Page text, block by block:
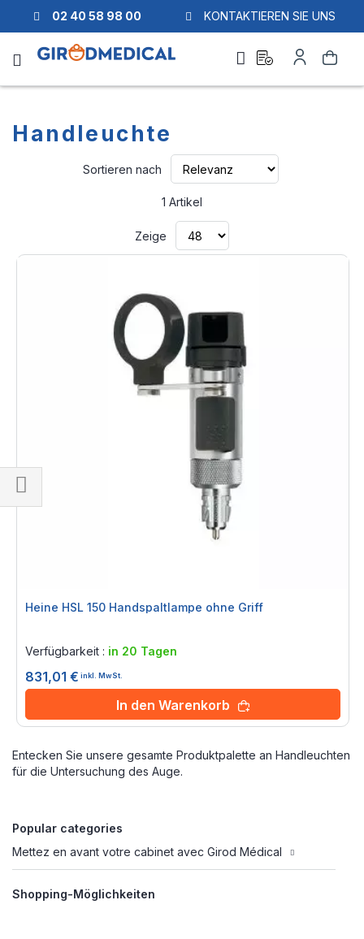
02 40 58 98 00 KONTAKTIEREN SIE UNS
Suche
quote
Konto
Handleuchte
Sortieren nach
1 Artikel
Zeige
Heine HSL 150 Handspaltlampe ohne Griff
Verfügbarkeit : in 20 Tagen
831,01 € inkl. MwSt.
In den Warenkorb
Entecken Sie unsere gesamte Produktpalette an Handleuchten
für die Untersuchung des Auge.
Popular categories
Mettez en avant votre cabinet avec Girod Médical
Einkaufsoptionen
Shopping-Möglichkeiten